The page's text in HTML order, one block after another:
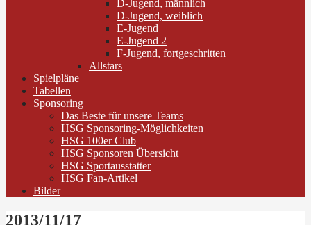
D-Jugend, männlich
D-Jugend, weiblich
E-Jugend
E-Jugend 2
F-Jugend, fortgeschritten
Allstars
Spielpläne
Tabellen
Sponsoring
Das Beste für unsere Teams
HSG Sponsoring-Möglichkeiten
HSG 100er Club
HSG Sponsoren Übersicht
HSG Sportausstatter
HSG Fan-Artikel
Bilder
2013/11/17